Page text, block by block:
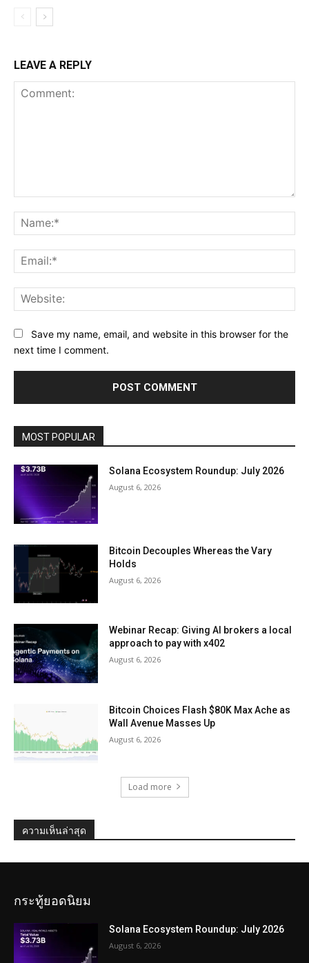
LEAVE A REPLY
Save my name, email, and website in this browser for the
next time I comment.
MOST POPULAR
Solana Ecosystem Roundup: July 2026
August 6, 2026
Bitcoin Decouples Whereas the Vary
Holds
August 6, 2026
Webinar Recap: Giving AI brokers a local
approach to pay with x402
August 6, 2026
Bitcoin Choices Flash $80K Max Ache as
Wall Avenue Masses Up
August 6, 2026
Load more
ความเห็นล่าสุด
กระทู้ยอดนิยม
Solana Ecosystem Roundup: July 2026
August 6, 2026